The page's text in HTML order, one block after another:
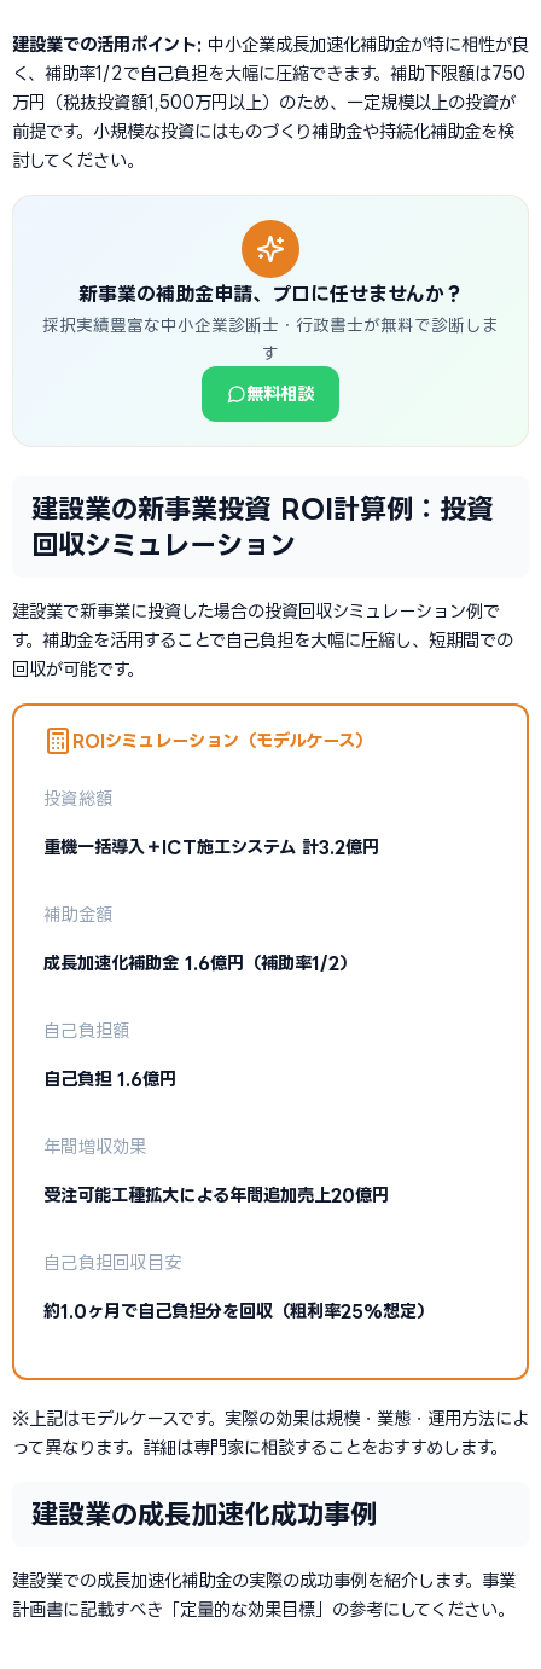
建設業での活用ポイント: 中小企業成長加速化補助金が特に相性が良
く、補助率1/2で自己負担を大幅に圧縮できます。補助下限額は750
万円（税抜投資額1,500万円以上）のため、一定規模以上の投資が
前提です。小規模な投資にはものづくり補助金や持続化補助金を検
討してください。
新事業の補助金申請、プロに任せませんか？
採択実績豊富な中小企業診断士・行政書士が無料で診断しま
す
無料相談
建設業の新事業投資 ROI計算例：投資
回収シミュレーション
建設業で新事業に投資した場合の投資回収シミュレーション例で
す。補助金を活用することで自己負担を大幅に圧縮し、短期間での
回収が可能です。
ROIシミュレーション（モデルケース）
投資総額
重機一括導入＋ICT施工システム 計3.2億円
補助金額
成長加速化補助金 1.6億円（補助率1/2）
自己負担額
自己負担 1.6億円
年間増収効果
受注可能工種拡大による年間追加売上20億円
自己負担回収目安
約1.0ヶ月で自己負担分を回収（粗利率25%想定）
※上記はモデルケースです。実際の効果は規模・業態・運用方法によ
って異なります。詳細は専門家に相談することをおすすめします。
建設業の成長加速化成功事例
建設業での成長加速化補助金の実際の成功事例を紹介します。事業
計画書に記載すべき「定量的な効果目標」の参考にしてください。